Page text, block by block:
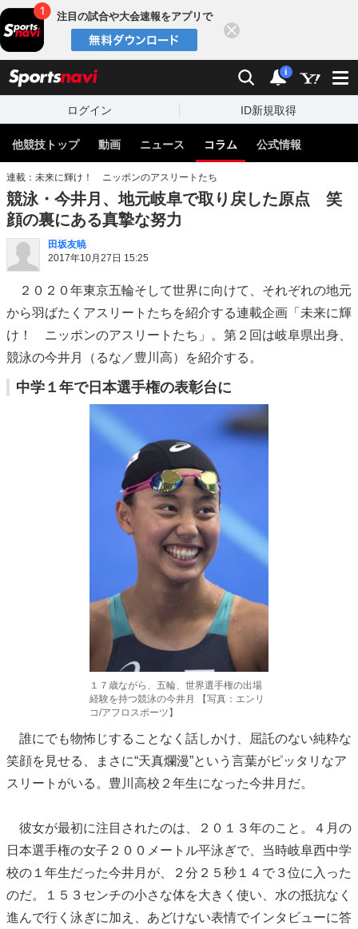
注目の試合や大会速報をアプリで
検索 通知
i
ログイン ID新規取得
他競技トップ 動画 ニュース コラム 公式情報
連載：未来に輝け！ ニッポンのアスリートたち
競泳・今井月、地元岐阜で取り戻した原点 笑
顔の裏にある真摯な努力
田坂友暁
2017年10月27日 15:25
２０２０年東京五輪そして世界に向けて、それぞれの地元
から羽ばたくアスリートたちを紹介する連載企画「未来に輝
け！ ニッポンのアスリートたち」。第２回は岐阜県出身、
競泳の今井月（るな／豊川高）を紹介する。
中学１年で日本選手権の表彰台に
１７歳ながら、五輪、世界選手権の出場
経験を持つ競泳の今井月 【写真：エンリ
コ/アフロスポーツ】
誰にでも物怖じすることなく話しかけ、屈託のない純粋な
笑顔を見せる、まさに“天真爛漫”という言葉がピッタリなア
スリートがいる。豊川高校２年生になった今井月だ。
彼女が最初に注目されたのは、２０１３年のこと。４月の
日本選手権の女子２００メートル平泳ぎで、当時岐阜西中学
校の１年生だった今井月が、２分２５秒１４で３位に入った
のだ。１５３センチの小さな体を大きく使い、水の抵抗なく
進んで行く泳ぎに加え、あどけない表情でインタビューに答